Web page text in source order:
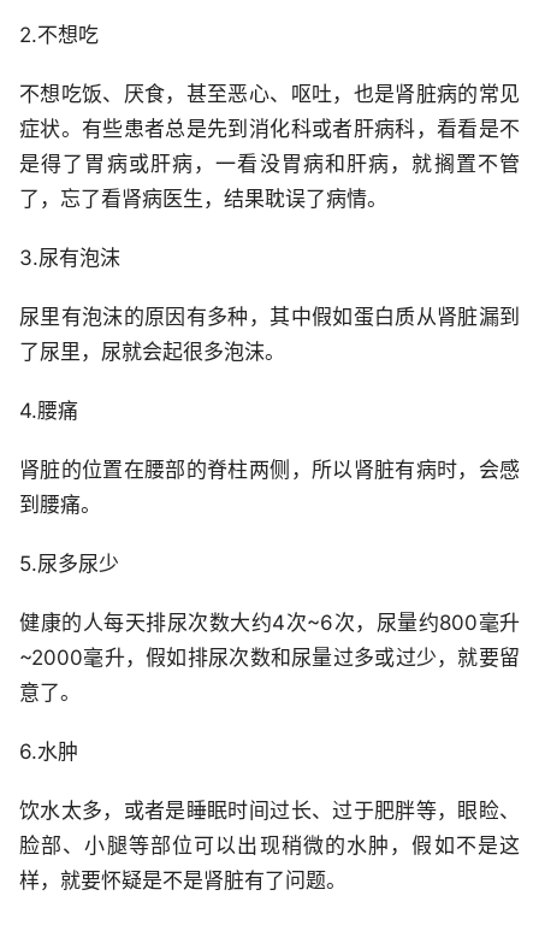
2.不想吃
不想吃饭、厌食，甚至恶心、呕吐，也是肾脏病的常见
症状。有些患者总是先到消化科或者肝病科，看看是不
是得了胃病或肝病，一看没胃病和肝病，就搁置不管
了，忘了看肾病医生，结果耽误了病情。
3.尿有泡沫
尿里有泡沫的原因有多种，其中假如蛋白质从肾脏漏到
了尿里，尿就会起很多泡沫。
4.腰痛
肾脏的位置在腰部的脊柱两侧，所以肾脏有病时，会感
到腰痛。
5.尿多尿少
健康的人每天排尿次数大约4次~6次，尿量约800毫升
~2000毫升，假如排尿次数和尿量过多或过少，就要留
意了。
6.水肿
饮水太多，或者是睡眠时间过长、过于肥胖等，眼睑、
脸部、小腿等部位可以出现稍微的水肿，假如不是这
样，就要怀疑是不是肾脏有了问题。